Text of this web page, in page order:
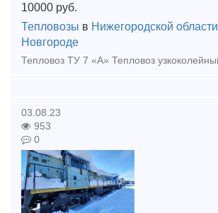
10000 руб.
Тепловозы в Нижегородской области
Новгороде
03.08.23
953
0